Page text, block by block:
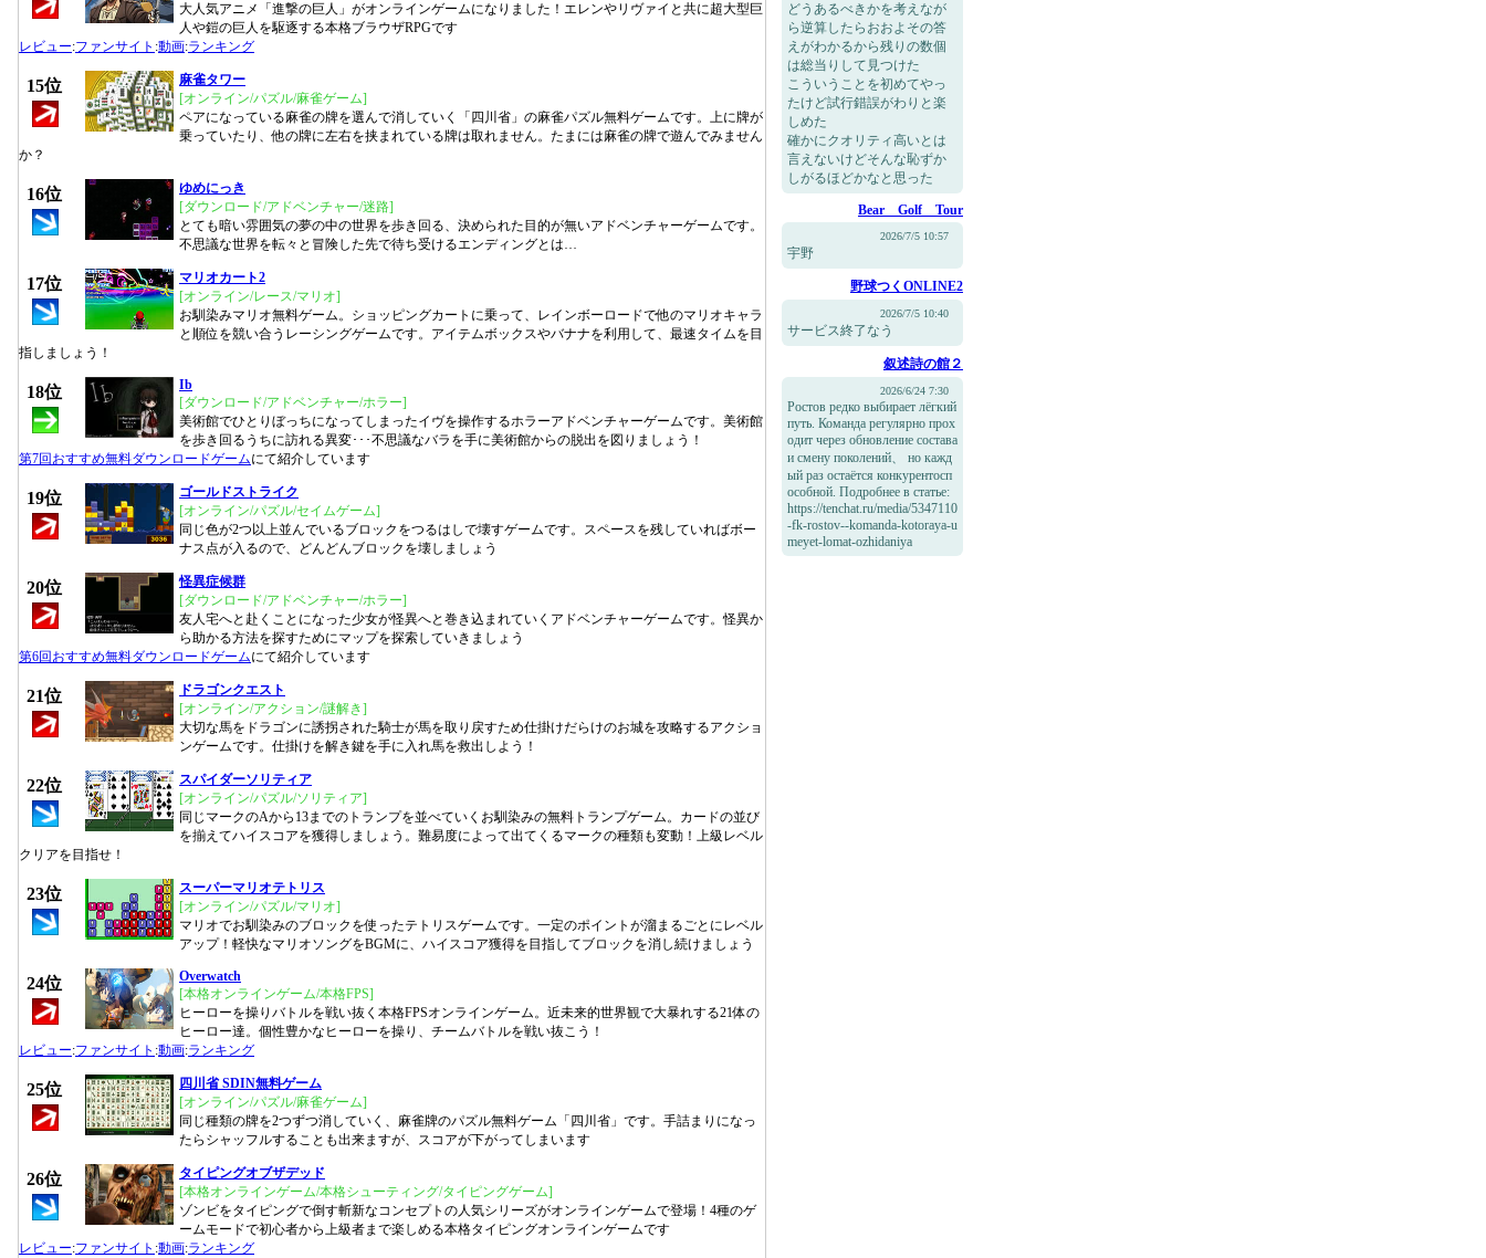
大人気アニメ「進撃の巨人」がオンラインゲームになりました！エレンやリヴァイと共に超大型巨
人や鎧の巨人を駆逐する本格ブラウザRPGです
レビュー:ファンサイト :動画:ランキング
15位
麻雀タワー
[オンライン/パズル/麻雀ゲーム]
ペアになっている麻雀の牌を選んで消していく「四川省」の麻雀パズル無料ゲームです。上に牌が
乗っていたり、他の牌に左右を挟まれている牌は取れません。たまには麻雀の牌で遊んでみません
か？
16位
ゆめにっき
[ダウンロード/アドベンチャー/迷路]
とても暗い雰囲気の夢の中の世界を歩き回る、決められた目的が無いアドベンチャーゲームです。
不思議な世界を転々と冒険した先で待ち受けるエンディングとは…
17位
マリオカート2
[オンライン/レース/マリオ]
お馴染みマリオ無料ゲーム。ショッピングカートに乗って、レインボーロードで他のマリオキャラ
と順位を競い合うレーシングゲームです。アイテムボックスやバナナを利用して、最速タイムを目
指しましょう！
18位
Ib
[ダウンロード/アドベンチャー/ホラー]
美術館でひとりぼっちになってしまったイヴを操作するホラーアドベンチャーゲームです。美術館
を歩き回るうちに訪れる異変･･･不思議なバラを手に美術館からの脱出を図りましょう！
第7回おすすめ無料ダウンロードゲームにて紹介しています
19位
ゴールドストライク
[オンライン/パズル/セイムゲーム]
同じ色が2つ以上並んでいるブロックをつるはしで壊すゲームです。スペースを残していればボー
ナス点が入るので、どんどんブロックを壊しましょう
20位
怪異症候群
[ダウンロード/アドベンチャー/ホラー]
友人宅へと赴くことになった少女が怪異へと巻き込まれていくアドベンチャーゲームです。怪異か
ら助かる方法を探すためにマップを探索していきましょう
第6回おすすめ無料ダウンロードゲームにて紹介しています
21位
ドラゴンクエスト
[オンライン/アクション/謎解き]
大切な馬をドラゴンに誘拐された騎士が馬を取り戻すため仕掛けだらけのお城を攻略するアクショ
ンゲームです。仕掛けを解き鍵を手に入れ馬を救出しよう！
22位
スパイダーソリティア
[オンライン/パズル/ソリティア]
同じマークのAから13までのトランプを並べていくお馴染みの無料トランプゲーム。カードの並び
を揃えてハイスコアを獲得しましょう。難易度によって出てくるマークの種類も変動！上級レベル
クリアを目指せ！
23位
スーパーマリオテトリス
[オンライン/パズル/マリオ]
マリオでお馴染みのブロックを使ったテトリスゲームです。一定のポイントが溜まるごとにレベル
アップ！軽快なマリオソングをBGMに、ハイスコア獲得を目指してブロックを消し続けましょう
24位
Overwatch
[本格オンラインゲーム/本格FPS]
ヒーローを操りバトルを戦い抜く本格FPSオンラインゲーム。近未来的世界観で大暴れする21体の
ヒーロー達。個性豊かなヒーローを操り、チームバトルを戦い抜こう！
レビュー:ファンサイト :動画:ランキング
25位
四川省 SDIN無料ゲーム
[オンライン/パズル/麻雀ゲーム]
同じ種類の牌を2つずつ消していく、麻雀牌のパズル無料ゲーム「四川省」です。手詰まりになっ
たらシャッフルすることも出来ますが、スコアが下がってしまいます
26位
タイピングオブザデッド
[本格オンラインゲーム/本格シューティング/タイピングゲーム]
ゾンビをタイピングで倒す斬新なコンセプトの人気シリーズがオンラインゲームで登場！4種のゲ
ームモードで初心者から上級者まで楽しめる本格タイピングオンラインゲームです
レビュー:ファンサイト :動画:ランキング
どうあるべきかを考えなが
ら逆算したらおおよその答
えがわかるから残りの数個
は総当りして見つけた
こういうことを初めてやっ
たけど試行錯誤がわりと楽
しめた
確かにクオリティ高いとは
言えないけどそんな恥ずか
しがるほどかなと思った
Bear Golf Tour
2026/7/5 10:57
宇野
野球つくONLINE2
2026/7/5 10:40
サービス終了なう
叙述詩の館２
2026/6/24 7:30
Ростов редко выбирает лёгкий
путь. Команда регулярно прох
одит через обновление состава
и смену поколений、 но кажд
ый раз остаётся конкурентосп
особной. Подробнее в статье:
https://tenchat.ru/media/5347110
-fk-rostov--komanda-kotoraya-u
meyet-lomat-ozhidaniya